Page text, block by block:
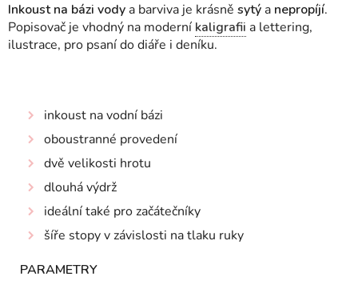
Inkoust na bázi vody a barviva je krásně sytý a nepropíjí.
Popisovač je vhodný na moderní kaligrafii a lettering,
ilustrace, pro psaní do diáře i deníku.
inkoust na vodní bázi
oboustranné provedení
dvě velikosti hrotu
dlouhá výdrž
ideální také pro začátečníky
šíře stopy v závislosti na tlaku ruky